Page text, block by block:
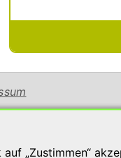
„Zustimmen“